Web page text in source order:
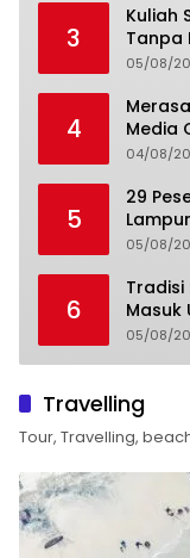
3
Kuliah
Tanpa
05/08/
4
Media
04/08/
5
29
05/08/
6
Tradisi
Masuk
05/08/
Travelling
Tour, Travelling,